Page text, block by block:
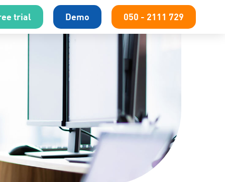
trial Demo 050 - 2111 729